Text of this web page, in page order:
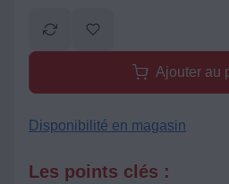
Ajouter au
Disponibilité en magasin
Les points clés :